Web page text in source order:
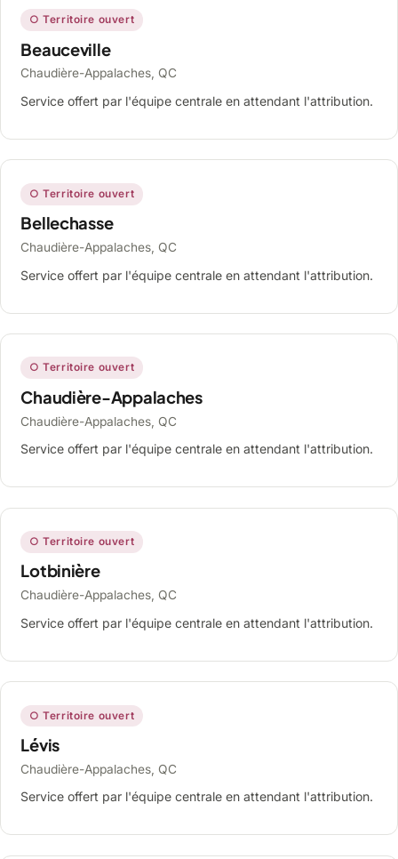
○ Territoire ouvert
Beauceville
Chaudière-Appalaches, QC
Service offert par l'équipe centrale en attendant l'attribution.
○ Territoire ouvert
Bellechasse
Chaudière-Appalaches, QC
Service offert par l'équipe centrale en attendant l'attribution.
○ Territoire ouvert
Chaudière-Appalaches
Chaudière-Appalaches, QC
Service offert par l'équipe centrale en attendant l'attribution.
○ Territoire ouvert
Lotbinière
Chaudière-Appalaches, QC
Service offert par l'équipe centrale en attendant l'attribution.
○ Territoire ouvert
Lévis
Chaudière-Appalaches, QC
Service offert par l'équipe centrale en attendant l'attribution.